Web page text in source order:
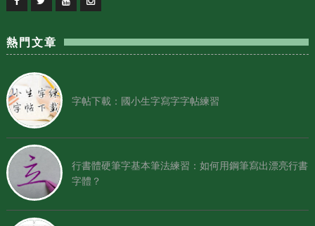
熱門文章
字帖下載：國小生字寫字字帖練習
行書體硬筆字基本筆法練習：如何用鋼筆寫出漂亮行書
字體？